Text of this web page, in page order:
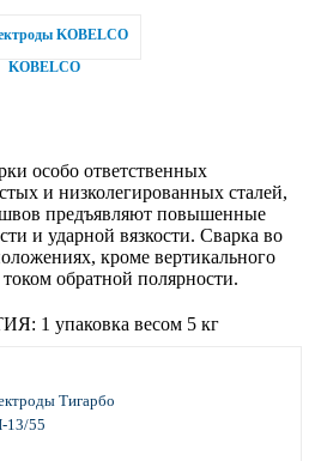
KOBELCO
особо ответственных
и низколегированных сталей,
швов предъявляют повышенные
и ударной вязкости. Сварка во
кроме вертикального
обратной полярности.
1 упаковка весом 5 кг